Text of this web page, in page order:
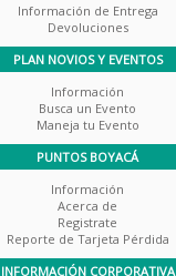
Información de Entrega
Devoluciones
PLAN NOVIOS Y EVENTOS
Información
Busca un Evento
Maneja tu Evento
PUNTOS BOYACÁ
Información
Acerca de
Registrate
Reporte de Tarjeta Pérdida
INFORMACIÓN CORPORATIVA